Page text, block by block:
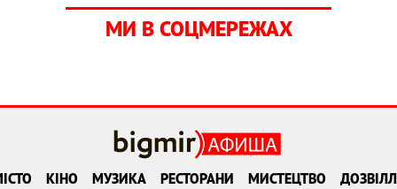
МИ В СОЦМЕРЕЖАХ
КІНО МУЗИКА РЕСТОРАНИ МИСТЕЦТВО